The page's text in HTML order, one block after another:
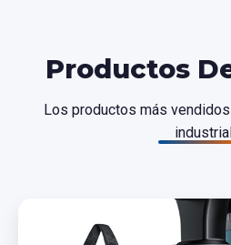
Productos
Los productos más
industrial